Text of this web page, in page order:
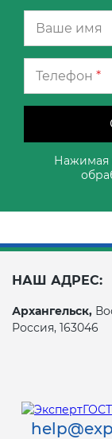
Телефон *
Нажимая
НАШ АДРЕС:
Архангельск,
Россия, 163046